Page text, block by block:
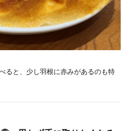
ると、少し羽根に赤みがあるのも特